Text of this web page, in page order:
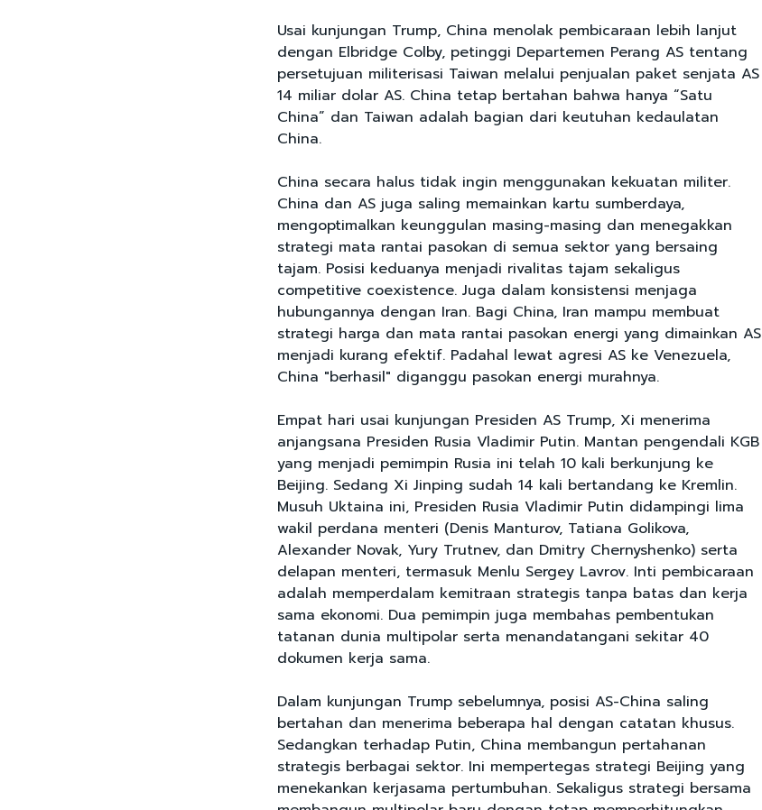
Usai kunjungan Trump, China menolak pembicaraan lebih lanjut
dengan Elbridge Colby, petinggi Departemen Perang AS tentang
persetujuan militerisasi Taiwan melalui penjualan paket senjata AS
14 miliar dolar AS. China tetap bertahan bahwa hanya “Satu
China” dan Taiwan adalah bagian dari keutuhan kedaulatan
China.
China secara halus tidak ingin menggunakan kekuatan militer.
China dan AS juga saling memainkan kartu sumberdaya,
mengoptimalkan keunggulan masing-masing dan menegakkan
strategi mata rantai pasokan di semua sektor yang bersaing
tajam. Posisi keduanya menjadi rivalitas tajam sekaligus
competitive coexistence. Juga dalam konsistensi menjaga
hubungannya dengan Iran. Bagi China, Iran mampu membuat
strategi harga dan mata rantai pasokan energi yang dimainkan AS
menjadi kurang efektif. Padahal lewat agresi AS ke Venezuela,
China "berhasil" diganggu pasokan energi murahnya.
Empat hari usai kunjungan Presiden AS Trump, Xi menerima
anjangsana Presiden Rusia Vladimir Putin. Mantan pengendali KGB
yang menjadi pemimpin Rusia ini telah 10 kali berkunjung ke
Beijing. Sedang Xi Jinping sudah 14 kali bertandang ke Kremlin.
Musuh Uktaina ini, Presiden Rusia Vladimir Putin didampingi lima
wakil perdana menteri (Denis Manturov, Tatiana Golikova,
Alexander Novak, Yury Trutnev, dan Dmitry Chernyshenko) serta
delapan menteri, termasuk Menlu Sergey Lavrov. Inti pembicaraan
adalah memperdalam kemitraan strategis tanpa batas dan kerja
sama ekonomi. Dua pemimpin juga membahas pembentukan
tatanan dunia multipolar serta menandatangani sekitar 40
dokumen kerja sama.
Dalam kunjungan Trump sebelumnya, posisi AS-China saling
bertahan dan menerima beberapa hal dengan catatan khusus.
Sedangkan terhadap Putin, China membangun pertahanan
strategis berbagai sektor. Ini mempertegas strategi Beijing yang
menekankan kerjasama pertumbuhan. Sekaligus strategi bersama